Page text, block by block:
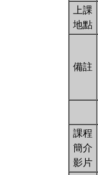
上課
地點
備註
課程
簡介
影片